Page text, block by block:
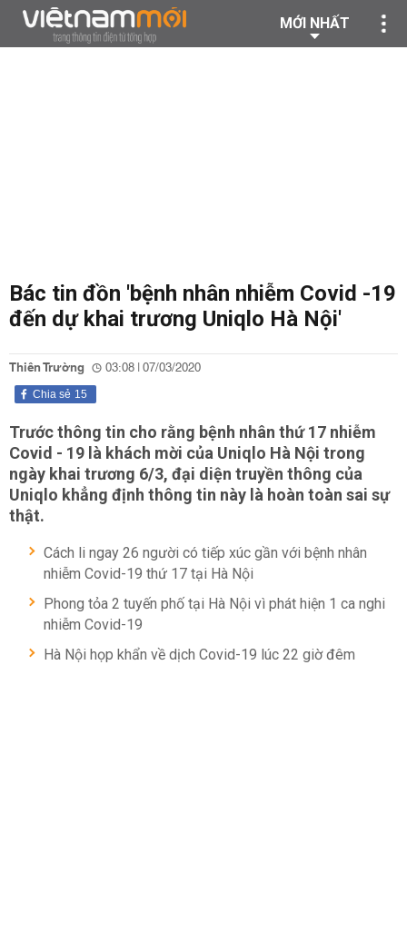
MỚI NHẤT
Bác tin đồn 'bệnh nhân nhiễm Covid -19
đến dự khai trương Uniqlo Hà Nội'
Thiên Trường 03:08 | 07/03/2020
15
Chia sẻ
Trước thông tin cho rằng bệnh nhân thứ 17 nhiễm
Covid - 19 là khách mời của Uniqlo Hà Nội trong
ngày khai trương 6/3, đại diện truyền thông của
Uniqlo khẳng định thông tin này là hoàn toàn sai sự
thật.
Cách li ngay 26 người có tiếp xúc gần với bệnh nhân
nhiễm Covid-19 thứ 17 tại Hà Nội
Phong tỏa 2 tuyến phố tại Hà Nội vì phát hiện 1 ca nghi
nhiễm Covid-19
Hà Nội họp khẩn về dịch Covid-19 lúc 22 giờ đêm